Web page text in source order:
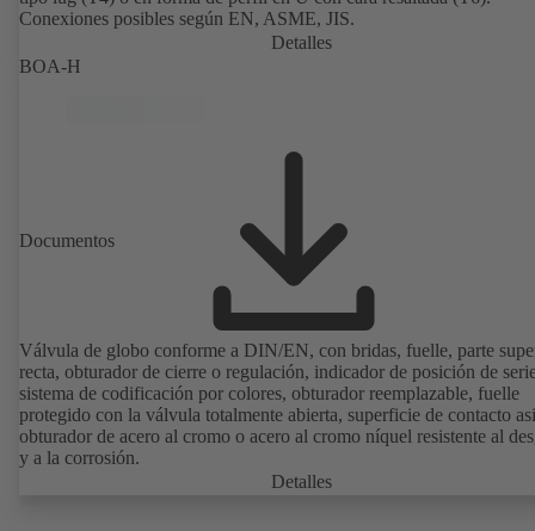
Conexiones posibles según EN, ASME, JIS.
Detalles
BOA-H
Documentos
Válvula de globo conforme a DIN/EN, con bridas, fuelle, parte
recta, obturador de cierre o regulación, indicador de posición de
sistema de codificación por colores, obturador reemplazable, fuelle
protegido con la válvula totalmente abierta, superficie de contacto
obturador de acero al cromo o acero al cromo níquel resistente al
y a la corrosión.
Detalles